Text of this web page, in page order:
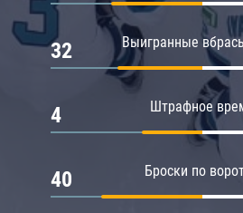
Выигранные
32
Штрафное
4
Броски по
40